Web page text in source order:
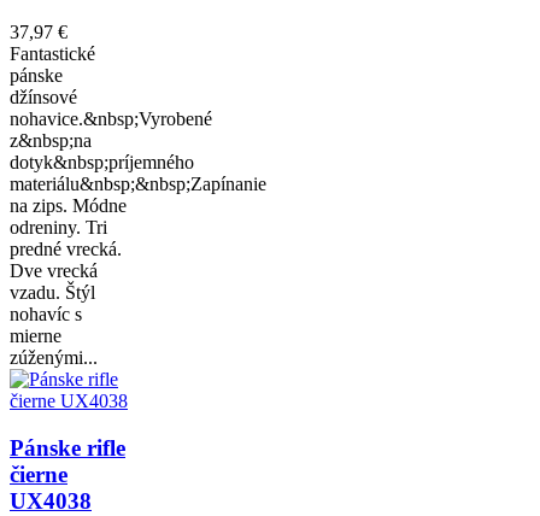
37,97 €
Fantastické
pánske
džínsové
nohavice.&nbsp;Vyrobené
z&nbsp;na
dotyk&nbsp;príjemného
materiálu&nbsp;&nbsp;Zapínanie
na zips. Módne
odreniny. Tri
predné vrecká.
Dve vrecká
vzadu. Štýl
nohavíc s
mierne
zúženými...
Pánske rifle
čierne
UX4038